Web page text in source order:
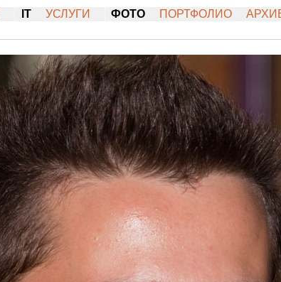
IT УСЛУГИ ФОТО ПОРТФОЛИО